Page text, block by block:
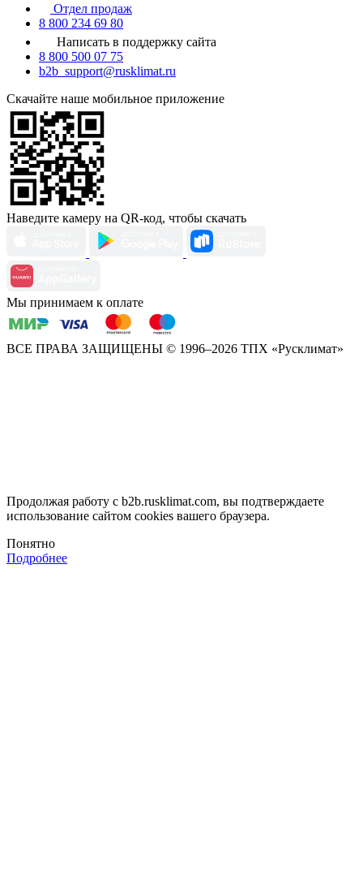
Отдел продаж
8 800 234 69 80
Написать в поддержку сайта
8 800 500 07 75
b2b_support@rusklimat.ru
Скачайте наше мобильное приложение
Наведите камеру на QR-код, чтобы скачать
Мы принимаем к оплате
ВСЕ ПРАВА ЗАЩИЩЕНЫ © 1996–2026 ТПХ «Русклимат»
Продолжая работу с b2b.rusklimat.com, вы подтверждаете
использование сайтом cookies вашего браузера.
Понятно
Подробнее